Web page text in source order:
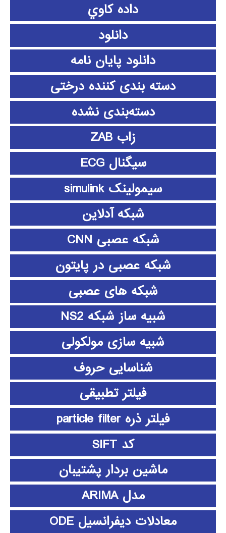
داده كاوي
دانلود
دانلود پايان نامه
دسته بندی کننده درختی
دسته‌بندی نشده
زاب ZAB
سیگنال ECG
سیمولینک simulink
شبکه آدلاین
شبکه عصبی CNN
شبکه عصبی در پایتون
شبکه های عصبی
شبیه ساز شبکه NS2
شبیه سازی مولکولی
شناسایی حروف
فیلتر تطبیقی
فیلتر ذره particle filter
کد SIFT
ماشین بردار پشتیبان
مدل ARIMA
معادلات دیفرانسیل ODE